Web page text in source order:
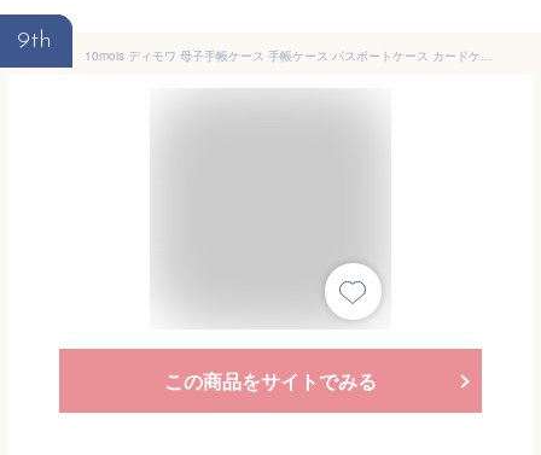
9th
10mois ディモワ 母子手帳ケース 手帳ケース パスポートケース カードケース ジャバラ L字型 ファスナー L字ファスナー マルチケース ピンク シルバー ママグッズ 便利 出産準備 おでかけ おしゃれ シンプル ギフト 通帳ケース 大容量 お薬手帳ケース 大きめ
この商品をサイトでみる